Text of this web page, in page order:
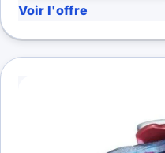
Voir l'offre